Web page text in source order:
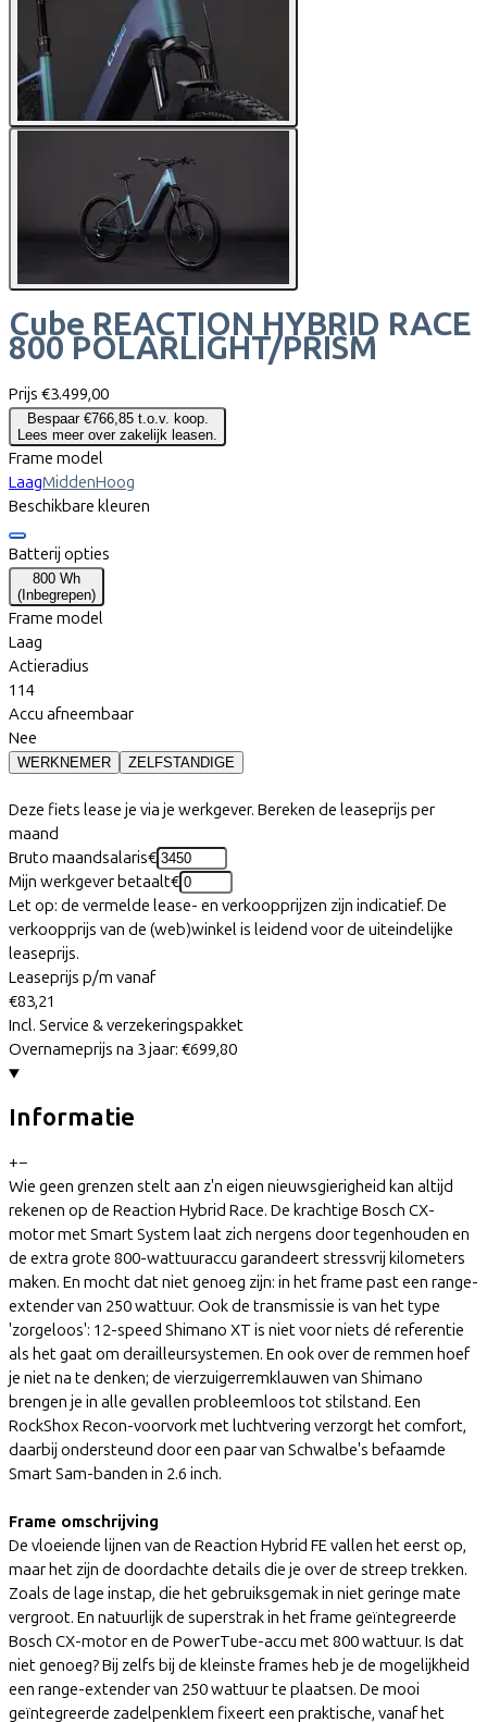
Cube REACTION HYBRID RACE
800 POLARLIGHT/PRISM
Prijs €3.499,00
Bespaar €766,85 t.o.v. koop.
Lees meer over zakelijk leasen.
Frame model
LaagMiddenHoog
Beschikbare kleuren
Batterij opties
800 Wh
( Inbegrepen)
Frame model
Laag
Actieradius
114
Accu afneembaar
Nee
WERKNEMER ZELFSTANDIGE
Deze fiets lease je via je werkgever. Bereken de leaseprijs per
maand
Bruto maandsalaris€
Mijn werkgever betaalt€
Let op: de vermelde lease- en verkoopprijzen zijn indicatief. De
verkoopprijs van de (web)winkel is leidend voor de uiteindelijke
leaseprijs.
Leaseprijs p/m vanaf
€83,21
Incl. Service & verzekeringspakket
Overnameprijs na 3 jaar: €699,80
Informatie
+−
Wie geen grenzen stelt aan z'n eigen nieuwsgierigheid kan altijd
rekenen op de Reaction Hybrid Race. De krachtige Bosch CX-
motor met Smart System laat zich nergens door tegenhouden en
de extra grote 800-wattuuraccu garandeert stressvrij kilometers
maken. En mocht dat niet genoeg zijn: in het frame past een range-
extender van 250 wattuur. Ook de transmissie is van het type
'zorgeloos': 12-speed Shimano XT is niet voor niets dé referentie
als het gaat om derailleursystemen. En ook over de remmen hoef
je niet na te denken; de vierzuigerremklauwen van Shimano
brengen je in alle gevallen probleemloos tot stilstand. Een
RockShox Recon-voorvork met luchtvering verzorgt het comfort,
daarbij ondersteund door een paar van Schwalbe's befaamde
Smart Sam-banden in 2.6 inch.
Frame omschrijving
De vloeiende lijnen van de Reaction Hybrid FE vallen het eerst op,
maar het zijn de doordachte details die je over de streep trekken.
Zoals de lage instap, die het gebruiksgemak in niet geringe mate
vergroot. En natuurlijk de superstrak in het frame geïntegreerde
Bosch CX-motor en de PowerTube-accu met 800 wattuur. Is dat
niet genoeg? Bij zelfs bij de kleinste frames heb je de mogelijkheid
een range-extender van 250 wattuur te plaatsen. De mooi
geïntegreerde zadelpenklem fixeert een praktische, vanaf het